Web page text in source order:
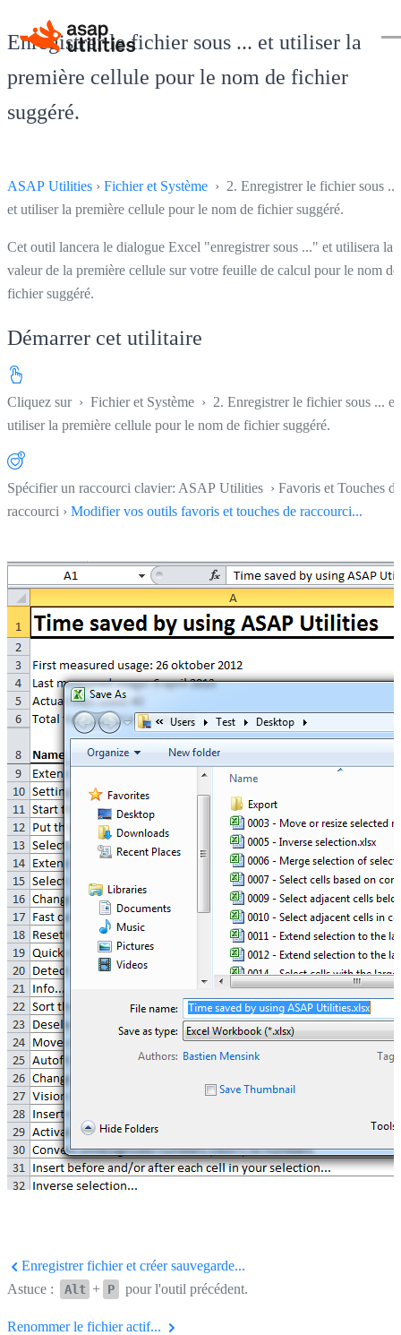
Enregistrer le fichier sous ... et utiliser la
première cellule pour le nom de fichier
suggéré.
ASAP Utilities › Fichier et Système › 2. Enregistrer le fichier sous ...
et utiliser la première cellule pour le nom de fichier suggéré.
Cet outil lancera le dialogue Excel "enregistrer sous ..." et utilisera la
valeur de la première cellule sur votre feuille de calcul pour le nom de
fichier suggéré.
Démarrer cet utilitaire
Cliquez sur › Fichier et Système › 2. Enregistrer le fichier sous ... et
utiliser la première cellule pour le nom de fichier suggéré.
Spécifier un raccourci clavier: ASAP Utilities › Favoris et Touches de
raccourci › Modifier vos outils favoris et touches de raccourci...
Enregistrer fichier et créer sauvegarde...
Astuce :
Alt + P pour l'outil précédent.
Renommer le fichier actif...